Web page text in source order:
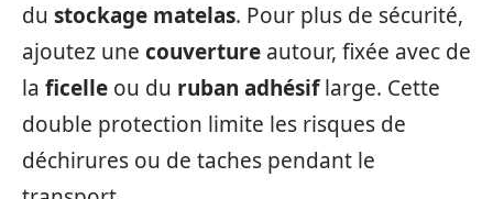
du stockage matelas. Pour plus de sécurité,
ajoutez une couverture autour, fixée avec de
la ficelle ou du ruban adhésiflarge. Cette
double protection limite les risques de
déchirures ou de taches pendant le